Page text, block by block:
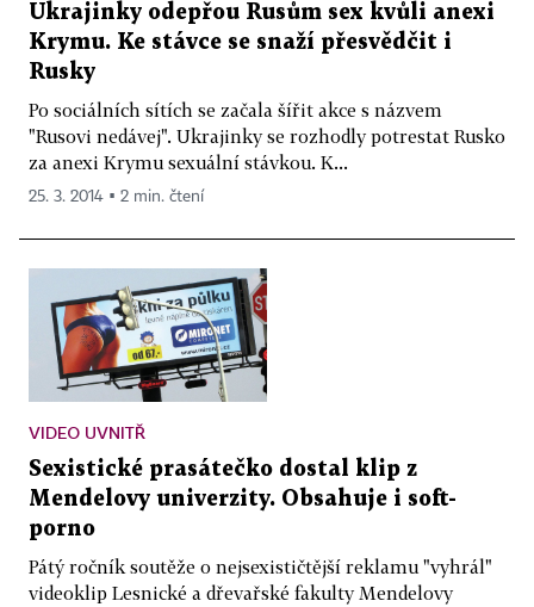
Ukrajinky odepřou Rusům sex kvůli anexi
Krymu. Ke stávce se snaží přesvědčit i
Rusky
Po sociálních sítích se začala šířit akce s názvem
"Rusovi nedávej". Ukrajinky se rozhodly potrestat Rusko
za anexi Krymu sexuální stávkou. K...
25. 3. 2014 ▪ 2 min. čtení
VIDEO UVNITŘ
Sexistické prasátečko dostal klip z
Mendelovy univerzity. Obsahuje i soft-
porno
Pátý ročník soutěže o nejsexističtější reklamu "vyhrál"
videoklip Lesnické a dřevařské fakulty Mendelovy